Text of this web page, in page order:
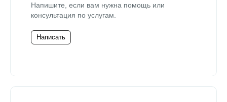
Напишите, если вам нужна помощь или
консультация по услугам.
Написать